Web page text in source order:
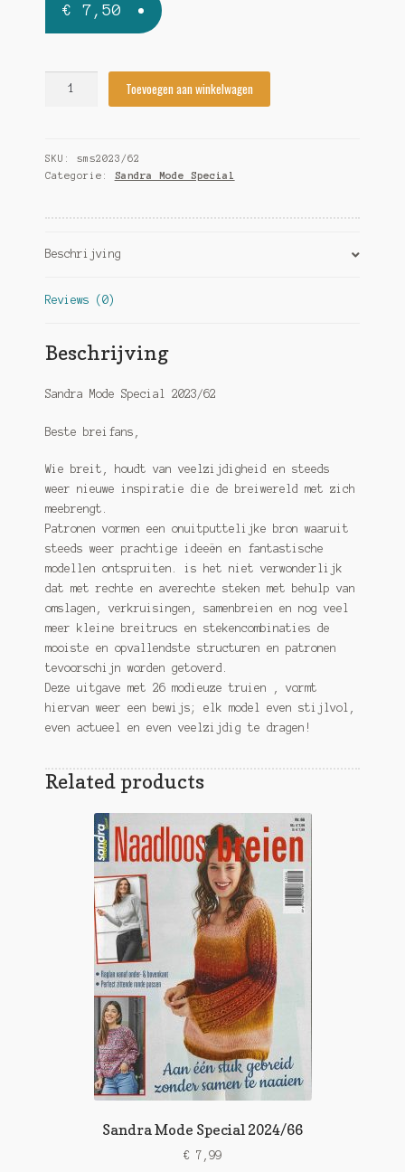
€ 7,50
quantity
Toevoegen aan winkelwagen
SKU: sms2023/62
Categorie: Sandra Mode Special
Beschrijving
Reviews (0)
Beschrijving
Sandra Mode Special 2023/62
Beste breifans,
Wie breit, houdt van veelzijdigheid en steeds
weer nieuwe inspiratie die de breiwereld met zich
meebrengt.
Patronen vormen een onuitputtelijke bron waaruit
steeds weer prachtige ideeën en fantastische
modellen ontspruiten. is het niet verwonderlijk
dat met rechte en averechte steken met behulp van
omslagen, verkruisingen, samenbreien en nog veel
meer kleine breitrucs en stekencombinaties de
mooiste en opvallendste structuren en patronen
tevoorschijn worden getoverd.
Deze uitgave met 26 modieuze truien , vormt
hiervan weer een bewijs; elk model even stijlvol,
even actueel en even veelzijdig te dragen!
Related products
Sandra Mode Special 2024/66
€ 7,99